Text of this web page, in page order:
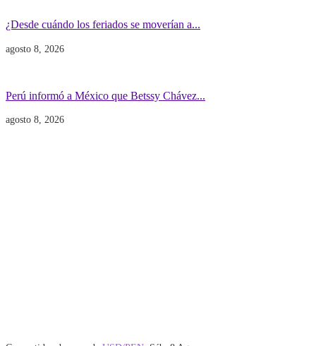
¿Desde cuándo los feriados se moverían a...
agosto 8, 2026
Perú informó a México que Betssy Chávez...
agosto 8, 2026